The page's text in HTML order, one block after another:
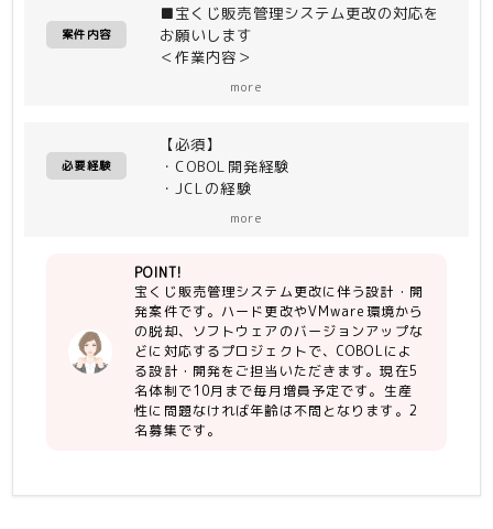
案件内容
■宝くじ販売管理システム更改の対応を
お願いします
＜作業内容＞
・設計・開発
more
必要経験
【必須】
・COBOL開発経験
・JCLの経験
more
POINT!
宝くじ販売管理システム更改に伴う設計・開
発案件です。ハード更改やVMware環境から
の脱却、ソフトウェアのバージョンアップな
どに対応するプロジェクトで、COBOLによ
る設計・開発をご担当いただきます。現在5
名体制で10月まで毎月増員予定です。生産
性に問題なければ年齢は不問となります。2
名募集です。